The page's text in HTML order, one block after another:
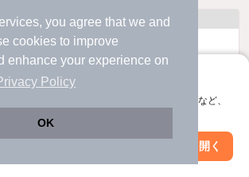
you agree that we and
cookies to improve
enhance your experience on
Policy
OK
り替えて、サクサクお部屋探し
ですぐ使える。マップ検索やお気に入り保存など、
アプリを開く
別 2階以上
都市ガス
絞り込み条件を変更